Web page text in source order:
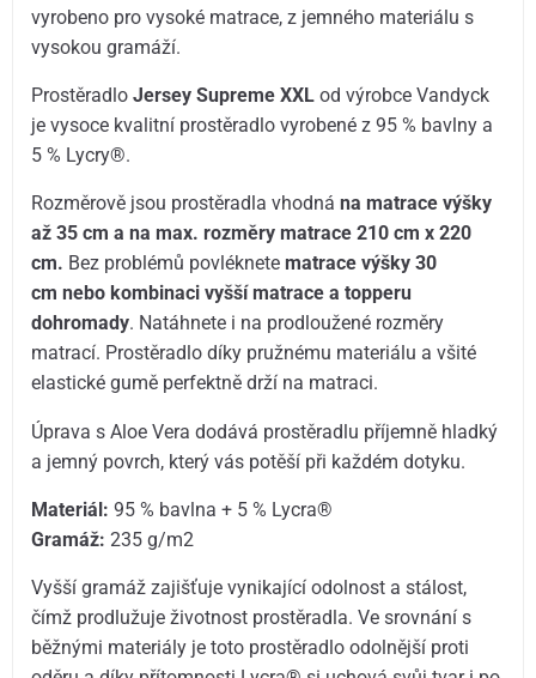
vyrobeno pro vysoké matrace, z jemného materiálu s
vysokou gramáží.
ProstěradloJersey Supreme XXL od výrobce Vandyck
je vysoce kvalitní prostěradlo vyrobené z 95 % bavlny a
5 % Lycry®.
Rozměrově jsou prostěradla vhodnána matrace výšky
až 35 cm a na max. rozměry matrace 210 cm x 220
cm. Bez problémů povléknetematrace výšky 30
cm nebo kombinaci vyšší matrace a topperu
dohromady. Natáhnete i na prodloužené rozměry
matrací. Prostěradlo díky pružnému materiálu a všité
elastické gumě perfektně drží na matraci.
Úprava s Aloe Vera dodává prostěradlu příjemně hladký
a jemný povrch, který vás potěší při každém dotyku.
Materiál: 95 % bavlna + 5 % Lycra®
Gramáž:235 g/m2
Vyšší gramáž zajišťuje vynikající odolnost a stálost,
čímž prodlužuje životnost prostěradla. Ve srovnání s
běžnými materiály je toto prostěradlo odolnější proti